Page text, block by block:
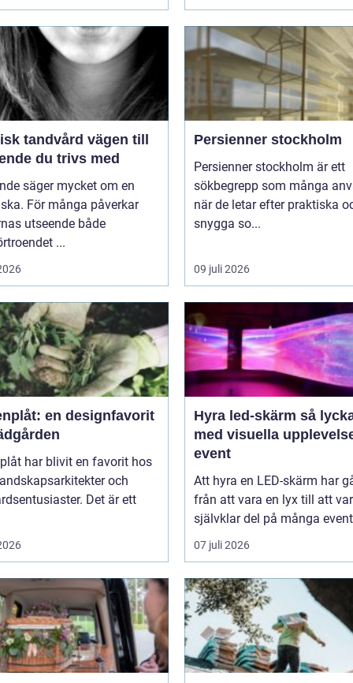
vägen till
du trivs med
säger mycket om en
För många påverkar
utseende både
...
Persienner stockholm
Persienner stockholm är ett
sökbegrepp som många
när de letar efter praktiska
snygga so...
09 juli 2026
en designfavorit
har blivit en favorit hos
och
Det är ett
Hyra led-skärm så lyckas du
med visuella
event
Att hyra en LED-skärm har
från att vara en lyx till att
självklar del på många
07 juli 2026